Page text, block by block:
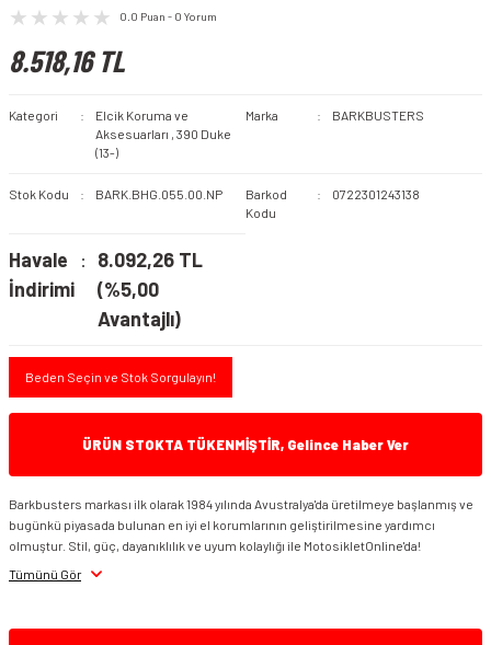
0.0 Puan - 0 Yorum
8.518,16 TL
Kategori
Elcik Koruma ve
Aksesuarları , 390 Duke
(13-)
Marka BARKBUSTERS
Stok Kodu BARK.BHG.055.00.NP
Barkod
Kodu
0722301243138
Havale
İndirimi
8.092,26 TL
(%5,00
Avantajlı)
Beden Seçin ve Stok Sorgulayın!
ÜRÜN STOKTA TÜKENMİŞTİR, Gelince Haber Ver
Barkbusters markası ilk olarak 1984 yılında Avustralya'da üretilmeye başlanmış ve
bugünkü piyasada bulunan en iyi el korumlarının geliştirilmesine yardımcı
olmuştur. Stil, güç, dayanıklılık ve uyum kolaylığı ile MotosikletOnline'da!
Tümünü Gör